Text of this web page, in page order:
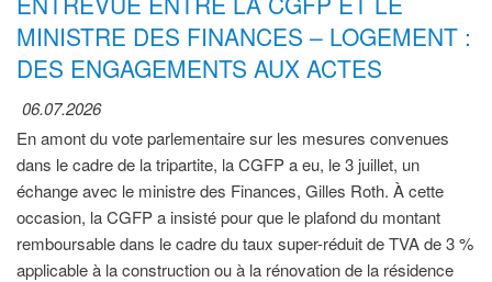
MINISTRE DES FINANCES – LOGEMENT :
DES ENGAGEMENTS AUX ACTES
06.07.2026
En amont du vote parlementaire sur les mesures convenues
dans le cadre de la tripartite, la CGFP a eu, le 3 juillet, un
échange avec le ministre des Finances, Gilles Roth. À cette
occasion, la CGFP a insisté pour que le plafond du montant
remboursable dans le cadre du taux super-réduit de TVA de 3 %
applicable à la construction ou à la rénovation de la résidence